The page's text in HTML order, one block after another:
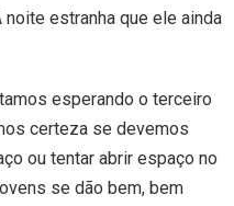
estranha que ele ainda
esperando o terceiro
certeza se devemos
ou tentar abrir espaço no
se dão bem, bem